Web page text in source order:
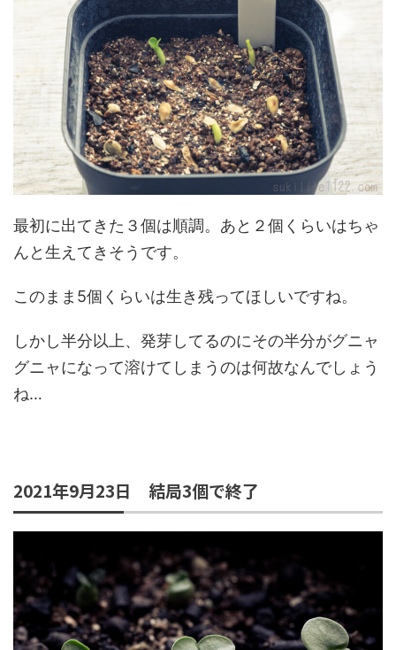
最初に出てきた３個は順調。あと２個くらいはちゃ
んと生えてきそうです。
このまま5個くらいは生き残ってほしいですね。
しかし半分以上、発芽してるのにその半分がグニャ
グニャになって溶けてしまうのは何故なんでしょう
ね…
2021年9月23日 結局3個で終了